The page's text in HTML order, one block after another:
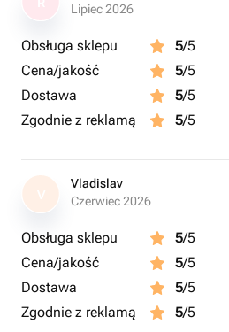
Lipiec 2026
Obsługa sklepu 5/5
Cena/jakość
5/5
Dostawa
5/5
Zgodnie z reklamą
5/5
V
Vladislav
Czerwiec 2026
Obsługa sklepu 5/5
Cena/jakość
5/5
Dostawa
5/5
Zgodnie z reklamą
5/5